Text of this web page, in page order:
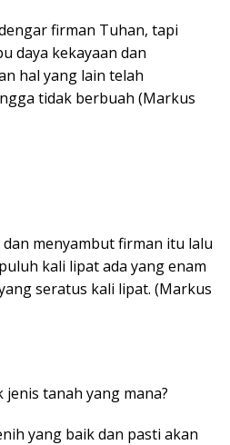
firman Tuhan, tapi
daya kekayaan dan
hal yang lain telah
tidak berbuah (Markus
menyambut firman itu lalu
kali lipat ada yang enam
seratus kali lipat. (Markus
jenis tanah yang mana?
yang baik dan pasti akan